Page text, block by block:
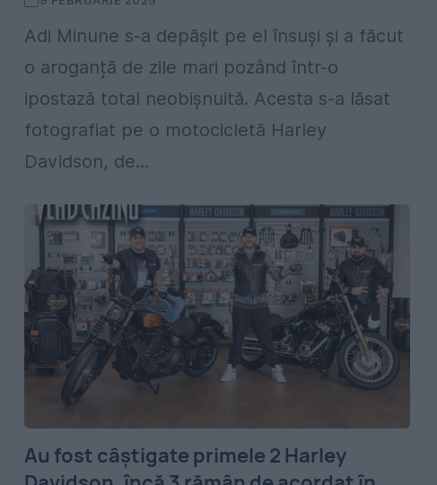
Adi Minune s-a depășit pe el însuși și a făcut
o aroganță de zile mari pozând într-o
ipostază total neobișnuită. Acesta s-a lăsat
fotografiat pe o motocicletă Harley
Davidson, de...
Au fost câștigate primele 2 Harley